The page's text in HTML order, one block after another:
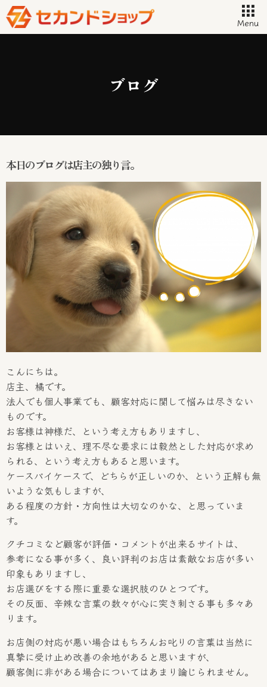
Menu
ブログ
本日のブログは店主の独り言。
こんにちは。
店主、橘です。
法人でも個人事業でも、顧客対応に関して悩みは尽きない
ものです。
お客様は神様だ、という考え方もありますし、
お客様とはいえ、理不尽な要求には毅然とした対応が求め
られる、という考え方もあると思います。
ケースバイケースで、どちらが正しいのか、という正解も無
いような気もしますが、
ある程度の方針・方向性は大切なのかな、と思っていま
す。
クチコミなど顧客が評価・コメントが出来るサイトは、
参考になる事が多く、良い評判のお店は素敵なお店が多い
印象もありますし、
お店選びをする際に重要な選択肢のひとつです。
その反面、辛辣な言葉の数々が心に突き刺さる事も多々あ
ります。
お店側の対応が悪い場合はもちろんお叱りの言葉は当然に
真摯に受け止め改善の余地があると思いますが、
顧客側に非がある場合についてはあまり論じられません。